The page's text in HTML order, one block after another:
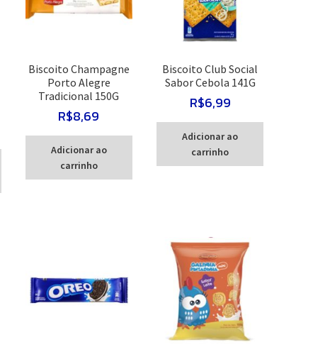
Biscoito Champagne
Porto Alegre
Tradicional 150G
R$8,69
Adicionar ao
carrinho
Biscoito Club Social
Sabor Cebola 141G
R$6,99
Adicionar ao
carrinho